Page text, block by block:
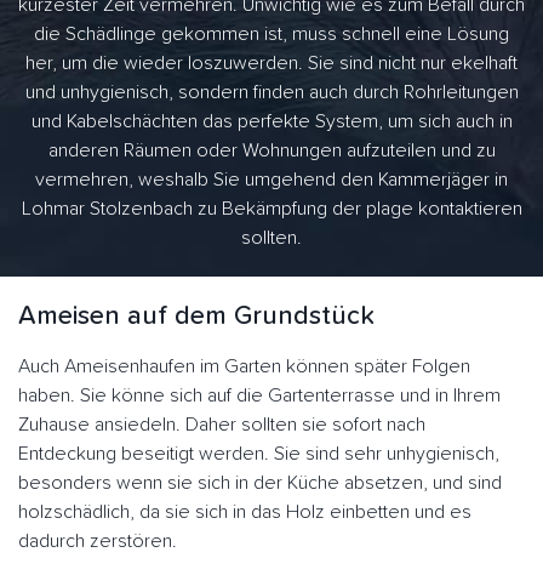
kürzester Zeit vermehren. Unwichtig wie es zum Befall durch
die Schädlinge gekommen ist, muss schnell eine Lösung
her, um die wieder loszuwerden. Sie sind nicht nur ekelhaft
und unhygienisch, sondern finden auch durch Rohrleitungen
und Kabelschächten das perfekte System, um sich auch in
anderen Räumen oder Wohnungen aufzuteilen und zu
vermehren, weshalb Sie umgehend den Kammerjäger in
Lohmar Stolzenbach zu Bekämpfung der plage kontaktieren
sollten.
Ameisen auf dem Grundstück
Auch Ameisenhaufen im Garten können später Folgen
haben. Sie könne sich auf die Gartenterrasse und in Ihrem
Zuhause ansiedeln. Daher sollten sie sofort nach
Entdeckung beseitigt werden. Sie sind sehr unhygienisch,
besonders wenn sie sich in der Küche absetzen, und sind
holzschädlich, da sie sich in das Holz einbetten und es
dadurch zerstören.